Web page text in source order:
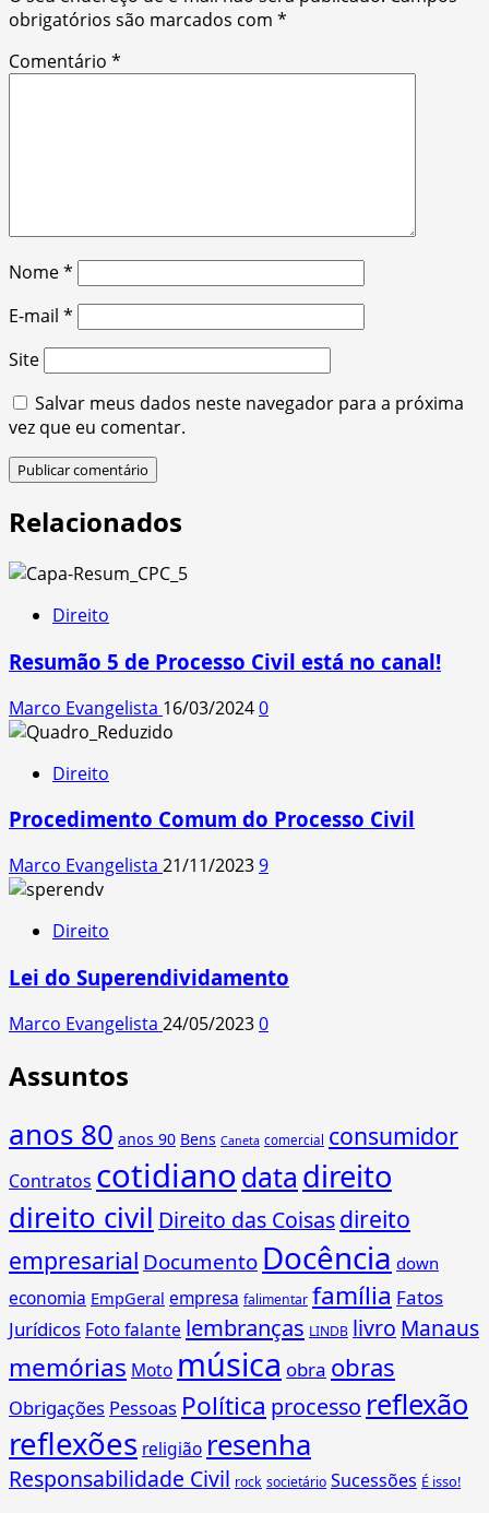
obrigatórios são marcados com *
Comentário *
Nome*
E-mail *
Site
Salvar meus dados neste navegador para a próxima
vez que eu comentar.
Relacionados
Direito
Resumão 5 de Processo Civil está no canal!
Marco Evangelista 16/03/20240
Direito
Procedimento Comum do Processo Civil
Marco Evangelista 21/11/20239
Direito
Lei do Superendividamento
Marco Evangelista 24/05/20230
Assuntos
anos 80 anos 90 Bens Caneta comercial consumidor
Contratos cotidianodata direito
direito civil Direito das Coisasdireito
empresarial Documento Docência down
economia EmpGeral empresa falimentar família Fatos
Jurídicos Foto falante lembranças LINDB livro Manaus
memórias Moto música obra obras
Obrigações Pessoas Política processo reflexão
reflexões religião resenha
Responsabilidade Civil rock societário Sucessões É isso!